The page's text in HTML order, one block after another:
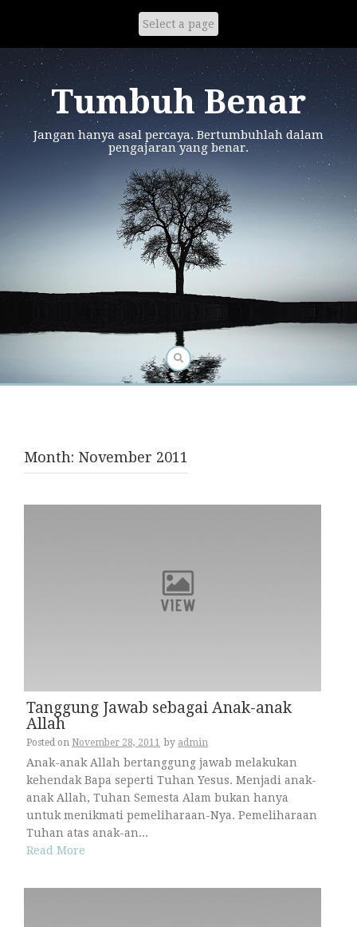
Tumbuh Benar
Jangan hanya asal percaya. Bertumbuhlah dalam
pengajaran yang benar.
Month: November 2011
Tanggung Jawab sebagai Anak-anak
Allah
Posted on November 28, 2011 by admin
Anak-anak Allah bertanggung jawab melakukan
kehendak Bapa seperti Tuhan Yesus. Menjadi anak-
anak Allah, Tuhan Semesta Alam bukan hanya
untuk menikmati pemeliharaan-Nya. Pemeliharaan
Tuhan atas anak-an...
Read More